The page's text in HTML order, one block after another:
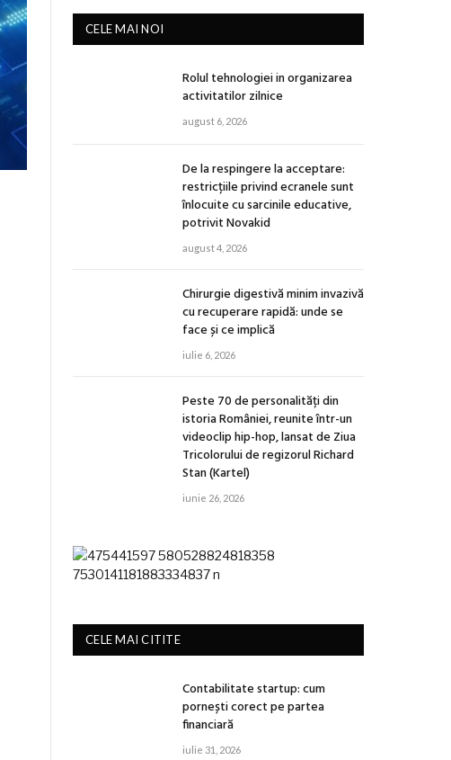
CELE MAI NOI
Rolul tehnologiei in organizarea
activitatilor zilnice
august 6, 2026
De la respingere la acceptare:
restricțiile privind ecranele sunt
înlocuite cu sarcinile educative,
potrivit Novakid
august 4, 2026
Chirurgie digestivă minim invazivă
cu recuperare rapidă: unde se
face și ce implică
iulie 6, 2026
Peste 70 de personalități din
istoria României, reunite într-un
videoclip hip-hop, lansat de Ziua
Tricolorului de regizorul Richard
Stan (Kartel)
iunie 26, 2026
CELE MAI CITITE
Contabilitate startup: cum
pornești corect pe partea
financiară
iulie 31, 2026